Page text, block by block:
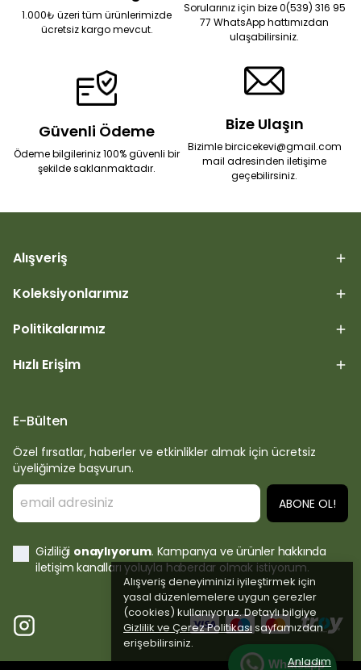
Alışveriş deneyiminizi iyileştirmek için
yasal düzenlemelere uygun çerezler
(cookies) kullanıyoruz. Detaylı bilgiye
Gizlilik ve Çerez Politikası sayfamızdan
erişebilirsiniz.
Anladım
1.000₺ üzeri tüm ürünlerimizde
ücretsiz kargo mevcut.
Sorularınız için bize 0(539) 316 95
77 WhatsApp hattımızdan
ulaşabilirsiniz.
Güvenli Ödeme
Ödeme bilgileriniz 100% güvenli bir
şekilde saklanmaktadır.
Bize Ulaşın
Bizimle bircicekevi@gmail.com
mail adresinden iletişime
geçebilirsiniz.
Alışveriş
Koleksiyonlarımız
Politikalarımız
Hızlı Erişim
Whatsapp
E-Bülten
Özel fırsatlar, haberler ve etkinlikler almak için ücretsiz
üyeliğimize başvurun.
ABONE OL!
Gizliliği onaylıyorum. Kampanya ve ürünler hakkında
iletişim kanalları yoluyla haberdar olmak istiyorum.